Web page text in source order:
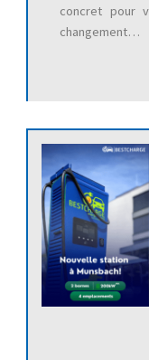
concret pour
changement…